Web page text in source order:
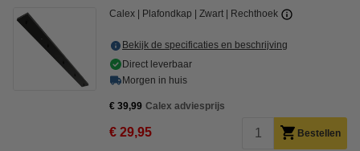
Calex Plafondkap Zwart Rechthoek
Bekijk de specificaties en beschrijving
Direct leverbaar
Morgen in huis
€ 39,99 Calex adviesprijs
€ 29,95 Bestellen